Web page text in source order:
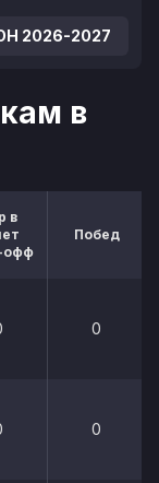
2026-2027
в
в
офф
Побед
0
0